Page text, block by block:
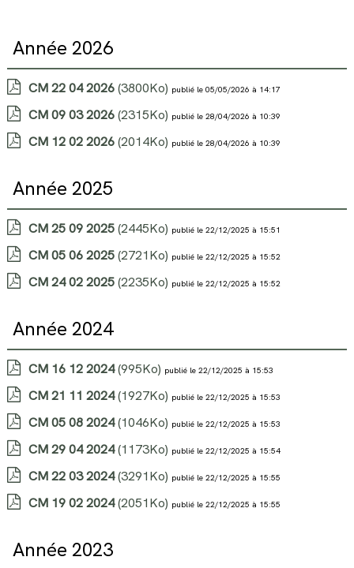
Année 2026
CM 22 04 2026(3800Ko) publié le 05/05/2026 à 14:17
CM 09 03 2026(2315Ko) publié le 28/04/2026 à 10:39
CM 12 02 2026(2014Ko) publié le 28/04/2026 à 10:39
Année 2025
CM 25 09 2025(2445Ko) publié le 22/12/2025 à 15:51
CM 05 06 2025(2721Ko) publié le 22/12/2025 à 15:52
CM 24 02 2025(2235Ko) publié le 22/12/2025 à 15:52
Année 2024
CM 16 12 2024(995Ko) publié le 22/12/2025 à 15:53
CM 21 11 2024(1927Ko) publié le 22/12/2025 à 15:53
CM 05 08 2024(1046Ko) publié le 22/12/2025 à 15:53
CM 29 04 2024(1173Ko) publié le 22/12/2025 à 15:54
CM 22 03 2024(3291Ko) publié le 22/12/2025 à 15:55
CM 19 02 2024(2051Ko) publié le 22/12/2025 à 15:55
Année 2023